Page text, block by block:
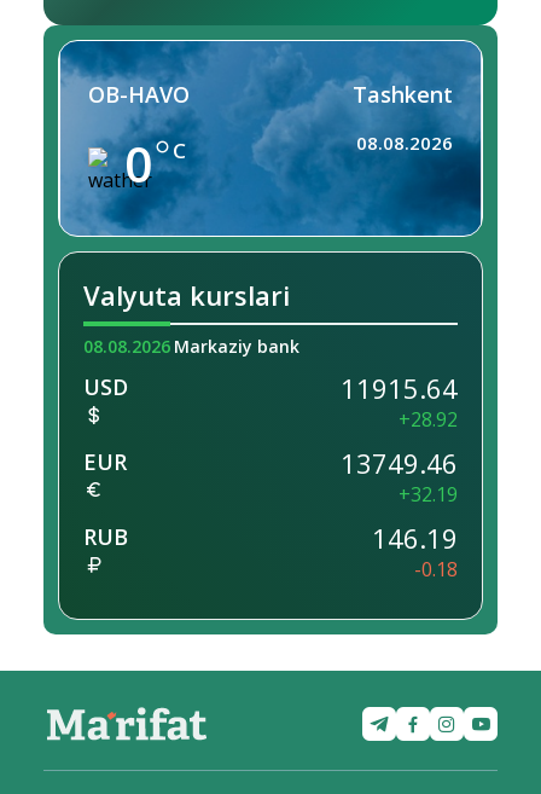
OB-HAVO
0 C
Tashkent
08.08.2026
Valyuta kurslari
08.08.2026 Markaziy bank
USD 11915.64
+28.92
EUR 13749.46
+32.19
RUB 146.19
-0.18